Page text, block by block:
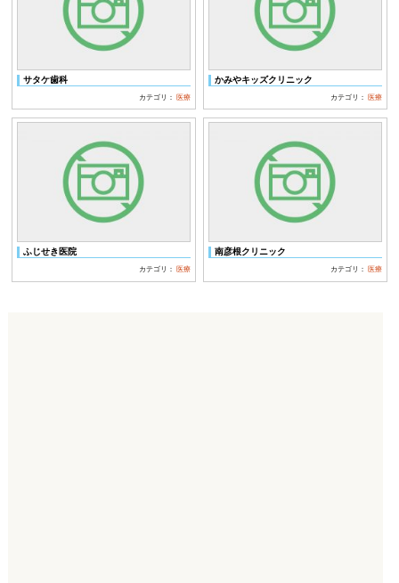
サタケ歯科
カテゴリ： 医療
かみやキッズクリニック
カテゴリ： 医療
ふじせき医院
カテゴリ： 医療
南彦根クリニック
カテゴリ： 医療